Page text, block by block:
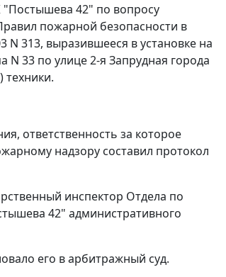
"Постышева 42" по вопросу
пожарной безопасности в
N 313, выразившееся в установке на
33 по улице 2-я Запрудная города
ответственность за которое
надзору составил протокол
инспектор Отдела по
42" административного
его в арбитражный суд.